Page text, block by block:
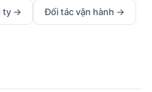
ty → Đối tác vận hành →